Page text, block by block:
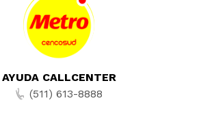
AYUDA CALLCENTER
(511) 613-8888